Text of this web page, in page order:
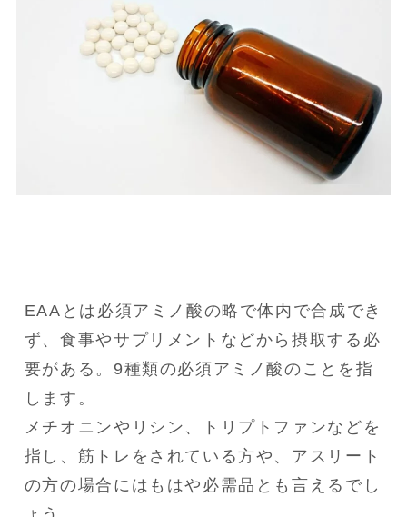
EAAとは必須アミノ酸の略で体内で合成でき
ず、食事やサプリメントなどから摂取する必
要がある。9種類の必須アミノ酸のことを指
します。
メチオニンやリシン、トリプトファンなどを
指し、筋トレをされている方や、アスリート
の方の場合にはもはや必需品とも言えるでし